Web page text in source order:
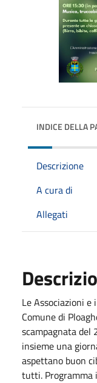
INDICE DELLA
Descrizione
A cura di
Allegati
Le Associazioni
Comune di
scampagnata del
insieme una
aspettano buon
tutti. Programma